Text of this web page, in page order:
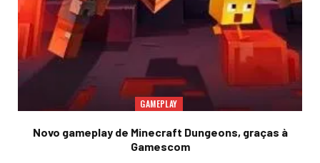
GAMEPLAY
Novo gameplay de Minecraft Dungeons, graças à
Gamescom